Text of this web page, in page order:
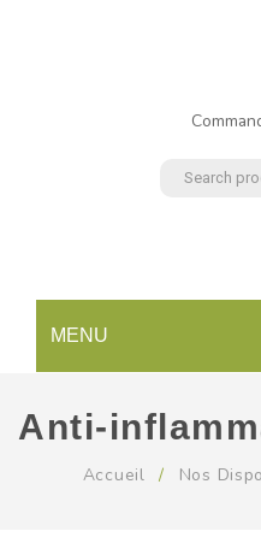
MENU
Anti-
Accueil / Nos